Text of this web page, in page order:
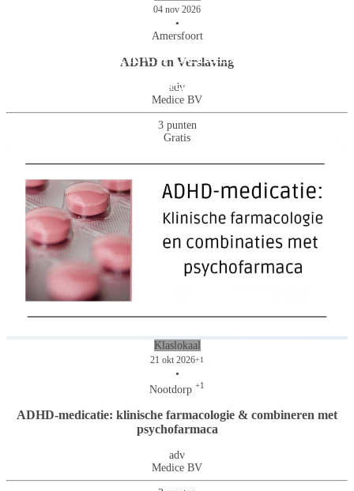
Diagnostiek en behandeling van
ADHD op latere leeftijd
04 nov 2026
•
Amersfoort
ADHD en Verslaving
adv
Medice BV
3 punten
Gratis
Klaslokaal
21 okt 2026+1
•
Nootdorp +1
ADHD-medicatie: klinische farmacologie & combineren met
psychofarmaca
adv
Medice BV